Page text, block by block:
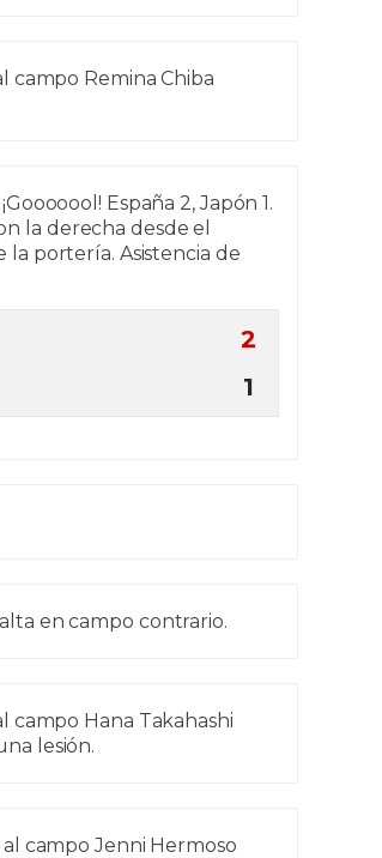
campo Remina Chiba
¡Gooooool! España 2, Japón 1.
la derecha desde el
portería. Asistencia de
2
1
en campo contrario.
campo Hana Takahashi
lesión.
campo Jenni Hermoso